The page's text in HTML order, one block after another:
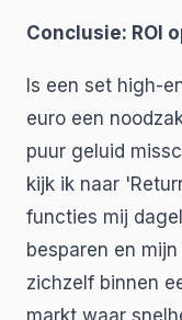
Conclusie: ROI
Is een set high-
euro een
puur geluid
kijk ik naar
functies mij
besparen en
zichzelf binnen
markt waar